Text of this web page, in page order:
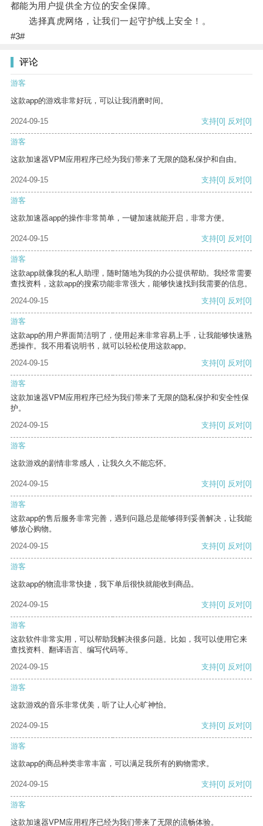
都能为用户提供全方位的安全保障。
选择真虎网络，让我们一起守护线上安全！。
#3#
评论
游客
这款app的游戏非常好玩，可以让我消磨时间。
2024-09-15 支持[0] 反对[0]
游客
这款加速器VPM应用程序已经为我们带来了无限的隐私保护和自由。
2024-09-15 支持[0] 反对[0]
游客
这款加速器app的操作非常简单，一键加速就能开启，非常方便。
2024-09-15 支持[0] 反对[0]
游客
这款app就像我的私人助理，随时随地为我的办公提供帮助。我经常需要
查找资料，这款app的搜索功能非常强大，能够快速找到我需要的信息。
2024-09-15
支持[0] 反对[0]
游客
这款app的用户界面简洁明了，使用起来非常容易上手，让我能够快速熟
悉操作。我不用看说明书，就可以轻松使用这款app。
2024-09-15
支持[0] 反对[0]
游客
这款加速器VPM应用程序已经为我们带来了无限的隐私保护和安全性保
护。
2024-09-15
支持[0] 反对[0]
游客
这款游戏的剧情非常感人，让我久久不能忘怀。
2024-09-15 支持[0] 反对[0]
游客
这款app的售后服务非常完善，遇到问题总是能够得到妥善解决，让我能
够放心购物。
2024-09-15
支持[0] 反对[0]
游客
这款app的物流非常快捷，我下单后很快就能收到商品。
2024-09-15 支持[0] 反对[0]
游客
这款软件非常实用，可以帮助我解决很多问题。比如，我可以使用它来
查找资料、翻译语言、编写代码等。
2024-09-15
支持[0] 反对[0]
游客
这款游戏的音乐非常优美，听了让人心旷神怡。
2024-09-15 支持[0] 反对[0]
游客
这款app的商品种类非常丰富，可以满足我所有的购物需求。
2024-09-15 支持[0] 反对[0]
游客
这款加速器VPM应用程序已经为我们带来了无限的流畅体验。